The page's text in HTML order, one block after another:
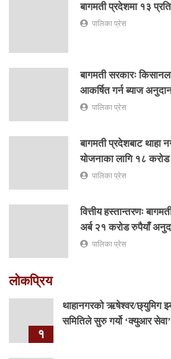
बागमती प्रदेशमा १३
पालिका प्रेस
बागमती सरकारः
आकर्षित गर्न ब्याज
पालिका प्रेस
बागमती प्रदेशबाट थाहा
योजनाका लागि १८
पालिका प्रेस
वित्तीय हस्तान्तरणः
अर्ब २१ करोड रुपैयाँ
पालिका प्रेस
लोकप्रिय
१
थाहानगरकाे ऋषेश्वर/छ्युमिग
समितिले सुरु गर्यो ‘क्युआर सेवा’